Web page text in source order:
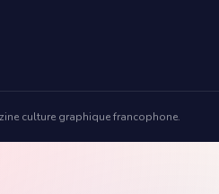
culture graphique francophone.